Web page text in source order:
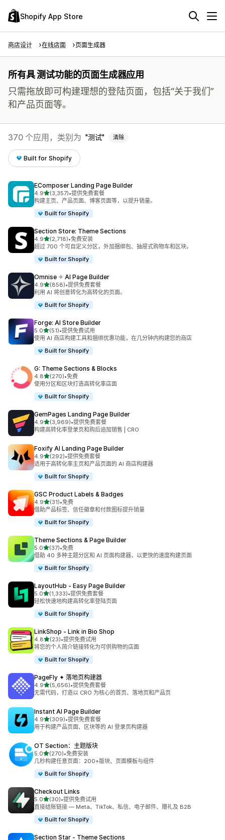
Shopify App Store
商店设计 在线店面 页面生成器
所有具 测试功能的页面生成器应用
只需拖放即可构建理想的登陆页面，包括“关于我们”
和产品页面等。
370 个应用，类别为 测试 清除
Built for Shopify
EComposer Landing Page Builder
4.9星（满分 5 星）
(3,357)
总共 3357 条评论
•提供免费套餐
构建主页、产品页面、博客页面等，以提升销量。
Built for Shopify
Section Store: Theme Sections
4.9星（满分 5 星）
(2,718)
总共 2718 条评论
•免费安装
超过 700 个可自定义分区，外加捆绑包、抽屉式购物车和区块。
Built for Shopify
Omnise ✧ AI Page Builder
4.9星（满分 5 星）
(858)
总共 858 条评论
•提供免费套餐
利用 AI 将创意转化为高转化的页面。
Built for Shopify
Forge: AI Store Builder
5.0星（满分 5 星）
(51)
总共 51 条评论
•提供免费试用
使用 AI 商店构建工具和捆绑优惠功能，在几分钟内构建您的商店
Built for Shopify
G: Theme Sections & Blocks
4.8星（满分 5 星）
(270)
总共 270 条评论
•免费
使用分区和区块打造高转化率店面
Built for Shopify
GemPages Landing Page Builder
4.9星（满分 5 星）
(3,969)
总共 3969 条评论
•提供免费套餐
构建高转化率登录页和购后追加销售 | CRO
Foxify AI Landing Page Builder
4.9星（满分 5 星）
(292)
总共 292 条评论
•提供免费套餐
适用于高转化率主页和产品页面的 AI 商店构建器
Built for Shopify
GSC Product Labels & Badges
4.9星（满分 5 星）
(31)
总共 31 条评论
•免费
借助产品标签、信任徽章和付款图标提升销量
Built for Shopify
Theme Sections & Page Builder
5.0星（满分 5 星）
(37)
总共 37 条评论
•免费
借助 40 多种主题分区和 AI 页面构建器，以更快的速度构建页面
Built for Shopify
LayoutHub ‑ Easy Page Builder
5.0星（满分 5 星）
(1,333)
总共 1333 条评论
•提供免费套餐
轻松快速地构建高转化率登陆页面
Built for Shopify
LinkShop ‑ Link in Bio Shop
4.8星（满分 5 星）
(23)
总共 23 条评论
•提供免费试用
将您的个人简介链接转化为可供购物的店面
Built for Shopify
PageFly ✦ 落地页构建器
4.9星（满分 5 星）
(5,656)
总共 5656 条评论
•提供免费套餐
无需代码，打造以 CRO 为核心的首页、落地页和产品页
Instant AI Page Builder
4.9星（满分 5 星）
(309)
总共 309 条评论
•提供免费套餐
用于构建产品页面、区块等的 AI 登录页构建器
OT Section：主题版块
5.0星（满分 5 星）
(270)
总共 270 条评论
•免费安装
几秒构建任意页面：200+版块、页面模板与组件
Built for Shopify
Checkout Links
5.0星（满分 5 星）
(30)
总共 30 条评论
•提供免费试用
直接结账链接 — Meta、TikTok、私信、电子邮件、赠礼及 B2B
Built for Shopify
Section Star ‑ Theme Sections